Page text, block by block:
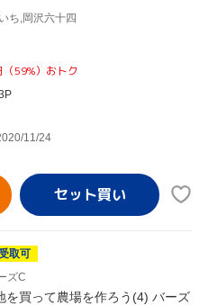
ち,岡沢六十四
59%）おトク
11/24
取可
ズC
を買って農場を作ろう(4) バーズ